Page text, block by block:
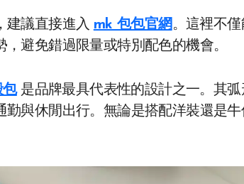
建議直接進入 mk 包包官網。這裡不
避免錯過限量或特別配色的機會。
包是品牌最具代表性的設計之一。其
勤與休閒出行。無論是搭配洋裝還是